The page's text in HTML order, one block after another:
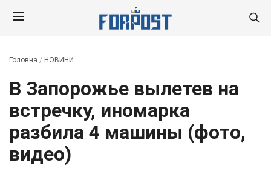
Головна / НОВИНИ
В Запорожье вылетев на
встречку, иномарка
разбила 4 машины (фото,
видео)